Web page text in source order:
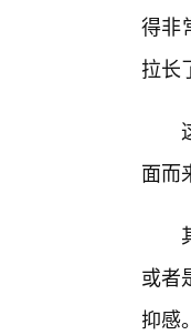
得非
拉长
面而
或者
抑感